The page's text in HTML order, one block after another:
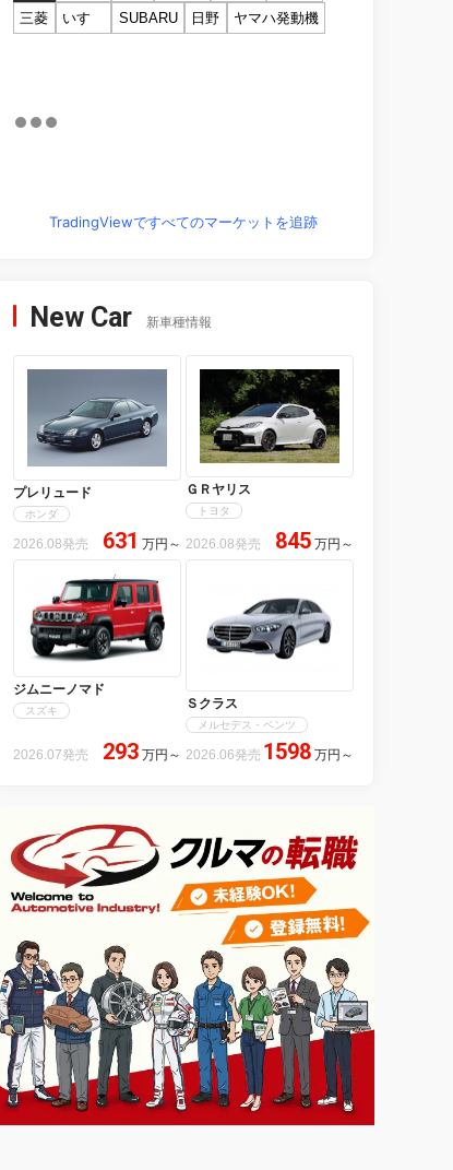
三菱
いすゞ SUBARU 日野 ヤマハ発動機
TradingViewですべてのマーケットを追跡
New Car 新車種情報
プレリュード
ホンダ
2026.08発売 631 万円 ～
ＧＲヤリス
トヨタ
2026.08発売 845 万円 ～
ジムニーノマド
スズキ
2026.07発売 293 万円 ～
Ｓクラス
メルセデス・ベンツ
2026.06発売 1598 万円 ～